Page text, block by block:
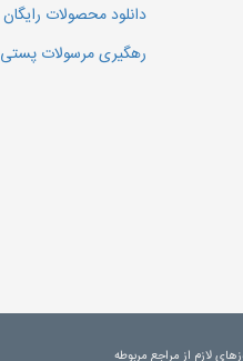
دانلود محصولات رایگان
رهگیری مرسولات پستی
لازم از مراجع مربوطه